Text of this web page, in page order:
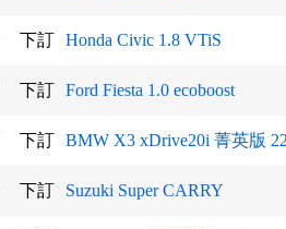
下訂 Honda Civic 1.8 VTiS
下訂 Ford Fiesta 1.0 ecoboost
下訂 BMW X3 xDrive20i 菁英版
下訂 Suzuki Super CARRY